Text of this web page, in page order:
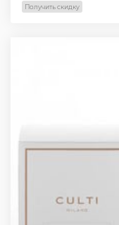
Получить скидку